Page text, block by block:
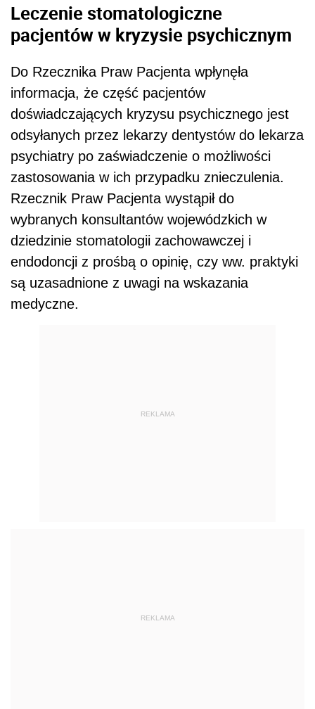
Leczenie stomatologiczne
pacjentów w kryzysie psychicznym
Do Rzecznika Praw Pacjenta wpłynęła
informacja, że część pacjentów
doświadczających kryzysu psychicznego jest
odsyłanych przez lekarzy dentystów do lekarza
psychiatry po zaświadczenie o możliwości
zastosowania w ich przypadku znieczulenia.
Rzecznik Praw Pacjenta wystąpił do
wybranych konsultantów wojewódzkich w
dziedzinie stomatologii zachowawczej i
endodoncji z prośbą o opinię, czy ww. praktyki
są uzasadnione z uwagi na wskazania
medyczne.
REKLAMA
REKLAMA